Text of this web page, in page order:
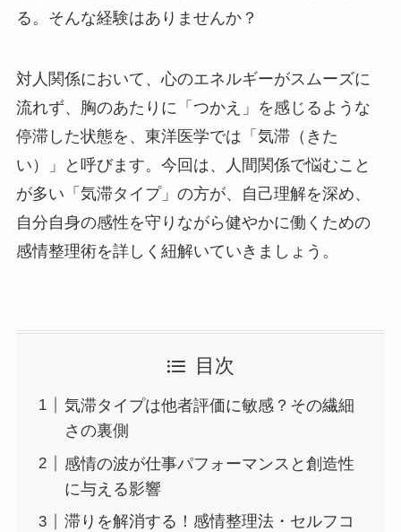
る。そんな経験はありませんか？
対人関係において、心のエネルギーがスムーズに
流れず、胸のあたりに「つかえ」を感じるような
停滞した状態を、東洋医学では「気滞（きた
い）」と呼びます。今回は、人間関係で悩むこと
が多い「気滞タイプ」の方が、自己理解を深め、
自分自身の感性を守りながら健やかに働くための
感情整理術を詳しく紐解いていきましょう。
目次
気滞タイプは他者評価に敏感？その繊細
さの裏側
感情の波が仕事パフォーマンスと創造性
に与える影響
滞りを解消する！感情整理法・セルフコ